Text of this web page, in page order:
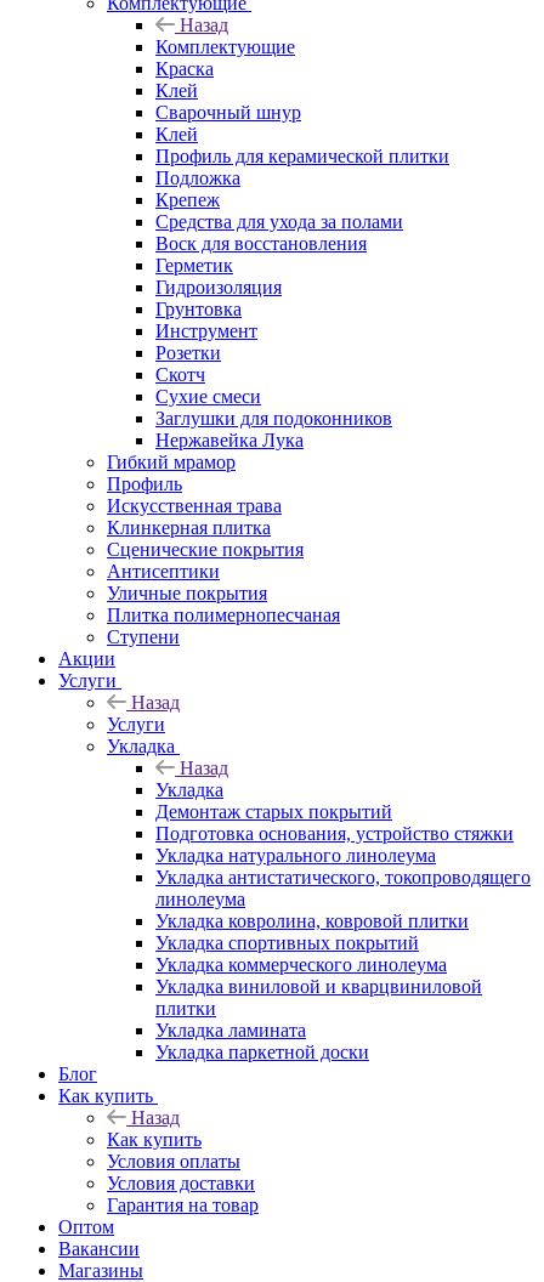
Назад
Комплектующие
Краска
Клей
Сварочный шнур
Клей
Профиль для керамической плитки
Подложка
Крепеж
Средства для ухода за полами
Воск для восстановления
Герметик
Гидроизоляция
Грунтовка
Инструмент
Розетки
Скотч
Сухие смеси
Заглушки для подоконников
Нержавейка Лука
Гибкий мрамор
Профиль
Искусственная трава
Клинкерная плитка
Сценические покрытия
Антисептики
Уличные покрытия
Плитка полимернопесчаная
Ступени
Акции
Услуги
Назад
Услуги
Укладка
Назад
Укладка
Демонтаж старых покрытий
Подготовка основания, устройство стяжки
Укладка натурального линолеума
Укладка антистатического, токопроводящего
линолеума
Укладка ковролина, ковровой плитки
Укладка спортивных покрытий
Укладка коммерческого линолеума
Укладка виниловой и кварцвиниловой
плитки
Укладка ламината
Укладка паркетной доски
Блог
Как купить
Назад
Как купить
Условия оплаты
Условия доставки
Гарантия на товар
Оптом
Вакансии
Магазины